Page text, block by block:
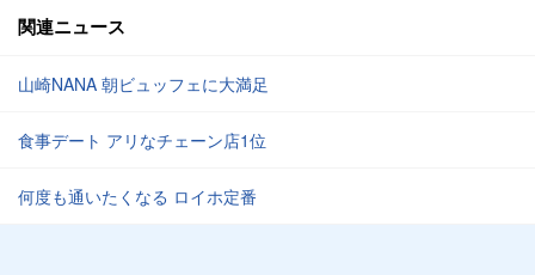
関連ニュース
山崎NANA 朝ビュッフェに大満足
食事デート アリなチェーン店1位
何度も通いたくなる ロイホ定番